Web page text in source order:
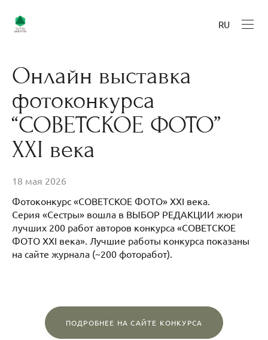
RU
Онлайн выставка
фотоконкурса
“СОВЕТСКОЕ ФОТО”
XXI века
18 мая 2026
Фотоконкурс «СОВЕТСКОЕ ФОТО» XXI века.
Серия «Сестры» вошла в ВЫБОР РЕДАКЦИИ жюри
лучших 200 работ авторов конкурса «СОВЕТСКОЕ
ФОТО XXI века». Лучшие работы конкурса показаны
на сайте журнала (~200 фоторабот).
ПОДРОБНЕЕ НА САЙТЕ КОНКУРСА